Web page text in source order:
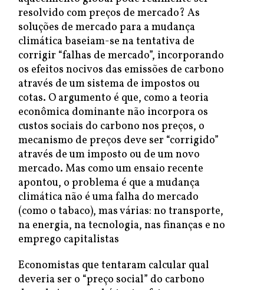
resolvido com preços de mercado? As
soluções de mercado para a mudança
climática baseiam-se na tentativa de
corrigir “falhas de mercado”, incorporando
os efeitos nocivos das emissões de carbono
através de um sistema de impostos ou
cotas. O argumento é que, como a teoria
econômica dominante não incorpora os
custos sociais do carbono nos preços, o
mecanismo de preços deve ser “corrigido”
através de um imposto ou de um novo
mercado. Mas como um ensaio recente
apontou, o problema é que a mudança
climática não é uma falha do mercado
(como o tabaco), mas várias: no transporte,
na energia, na tecnologia, nas finanças e no
emprego capitalistas
Economistas que tentaram calcular qual
deveria ser o “preço social” do carbono